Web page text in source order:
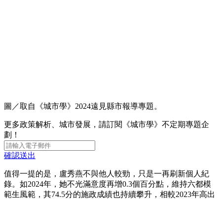
圖／取自《城市學》2024遠見縣市報導專題。
更多政策解析、城市發展，請訂閱《城市學》不定期專題企
劃！
確認送出
值得一提的是，盧秀燕不與他人較勁，只是一再刷新個人紀
錄。如2024年，她不光滿意度再增0.3個百分點，維持六都模
範生風範，其74.5分的施政成績也持續攀升，相較2023年高出